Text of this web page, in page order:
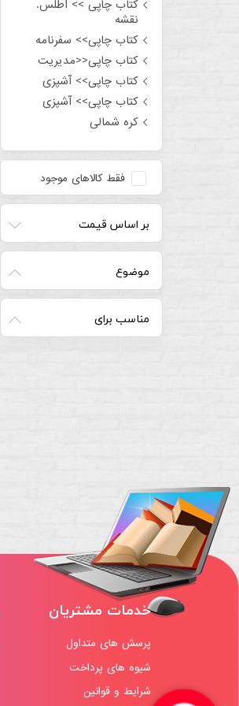
کتاب چاپی >> اطلس.
نقشه
کتاب چاپی>> سفرنامه
کتاب چاپی<<مدیریت
کتاب چاپی>> آشپزی
کتاب چاپی>> آشپزی
کره شمالی
فقط کالاهای موجود
بر اساس قیمت
موضوع
مناسب برای
خدمات مشتریان
پرسش های متداول
شیوه های پرداخت
شرایط و قوانین